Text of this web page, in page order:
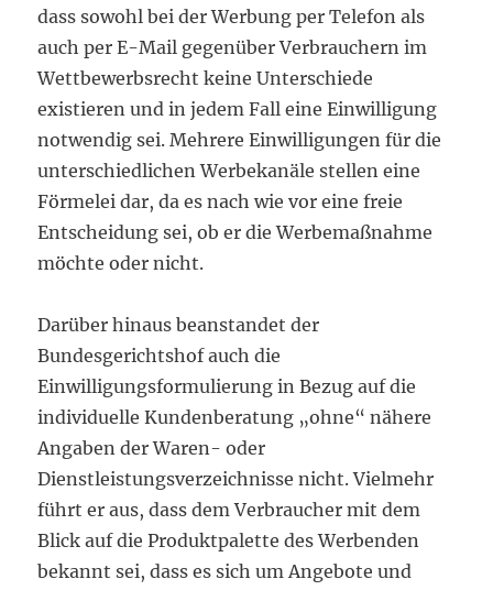
dass sowohl bei der Werbung per Telefon als
auch per E-Mail gegenüber Verbrauchern im
Wettbewerbsrecht keine Unterschiede
existieren und in jedem Fall eine Einwilligung
notwendig sei. Mehrere Einwilligungen für die
unterschiedlichen Werbekanäle stellen eine
Förmelei dar, da es nach wie vor eine freie
Entscheidung sei, ob er die Werbemaßnahme
möchte oder nicht.
Darüber hinaus beanstandet der
Bundesgerichtshof auch die
Einwilligungsformulierung in Bezug auf die
individuelle Kundenberatung „ohne“ nähere
Angaben der Waren- oder
Dienstleistungsverzeichnisse nicht. Vielmehr
führt er aus, dass dem Verbraucher mit dem
Blick auf die Produktpalette des Werbenden
bekannt sei, dass es sich um Angebote und